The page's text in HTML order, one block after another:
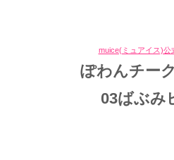
muice(ミュアイス)公
ぽわんチーク
03ばぶみ